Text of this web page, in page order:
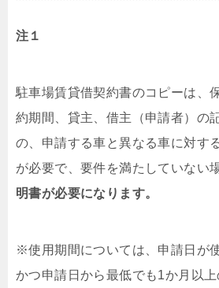
注１
駐車場賃貸借契約書のコピーは、
約期間、貸主、借主（申請者）の
の、申請する車と異なる車に対す
が必要で、要件を満たしていない
明書が必要になります。
※使用期間については、申請日が
かつ申請日から最低でも1か月以